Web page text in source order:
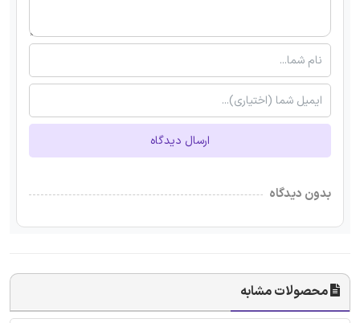
ارسال دیدگاه
بدون دیدگاه
محصولات مشابه